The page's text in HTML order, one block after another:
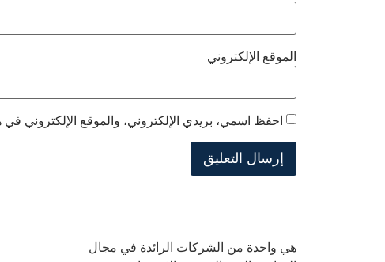
الموقع الإلكتروني
احفظ اسمي، بريدي الإلكتروني، والموقع الإلكتروني
هي واحدة من الشركات الرائدة في مجال